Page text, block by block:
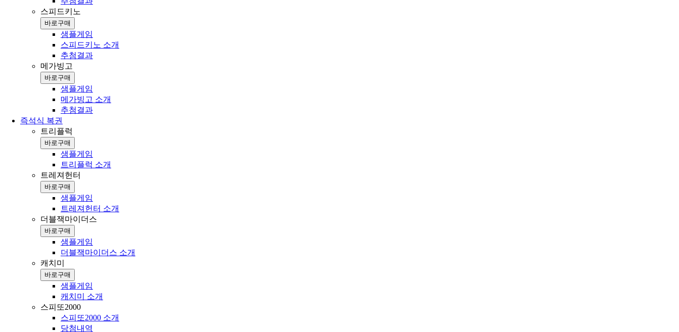
스피드키노
바로구매
샘플게임
스피드키노 소개
추첨결과
메가빙고
바로구매
샘플게임
메가빙고 소개
추첨결과
즉석식 복권
트리플럭
바로구매
샘플게임
트리플럭 소개
트레져헌터
바로구매
샘플게임
트레져헌터 소개
더블잭마이더스
바로구매
샘플게임
더블잭마이더스 소개
캐치미
바로구매
샘플게임
캐치미 소개
스피또2000
스피또2000 소개
당첨내역